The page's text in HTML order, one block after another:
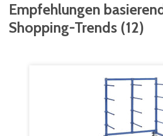
Empfehlungen
Shopping-Trends (12)